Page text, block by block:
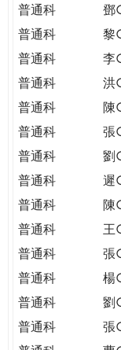
普通科
鄧
普通科
黎
普通科
李
普通科
洪
普通科
陳
普通科
張
普通科
劉
普通科
遲
普通科
陳
普通科
王
普通科
張
普通科
楊
普通科
劉
普通科
張